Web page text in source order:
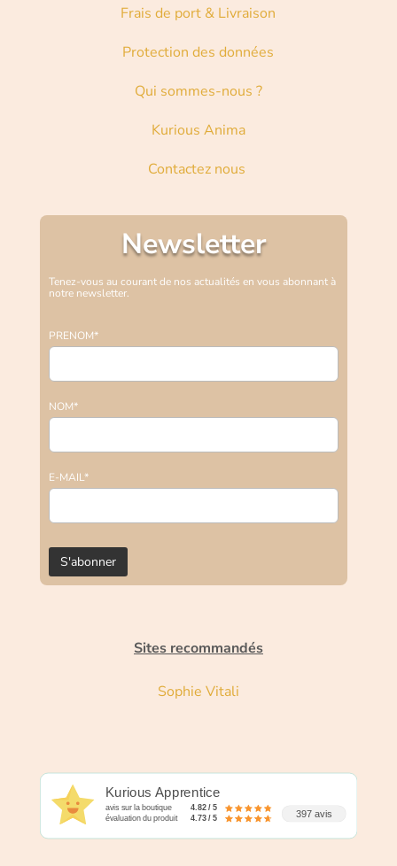
Frais de port & Livraison
Protection des données
Qui sommes-nous ?
Kurious Anima
Contactez nous
Newsletter
Tenez-vous au courant de nos actualités en vous abonnant à
notre newsletter.
PRENOM*
NOM*
E-MAIL*
Sites recommandés
Sophie Vitali
Kurious Apprentice
avis sur la boutique 4.82 / 5
évaluation du produit 4.73 / 5 397 avis